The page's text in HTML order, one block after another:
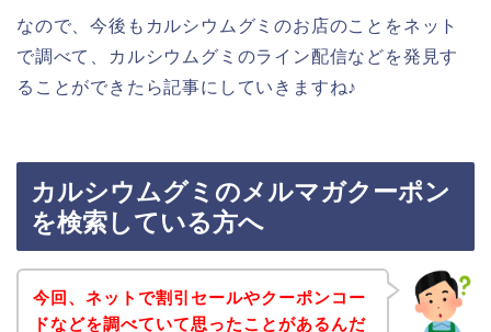
なので、今後もカルシウムグミのお店のことをネット
で調べて、カルシウムグミのライン配信などを発見す
ることができたら記事にしていきますね♪
カルシウムグミのメルマガクーポン
を検索している方へ
今回、ネットで割引セールやクーポンコー
ドなどを調べていて思ったことがあるんだ